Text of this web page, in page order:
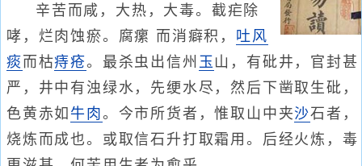
辛苦而咸，大热，大毒。截疟除
哮，烂肉蚀瘀。腐瘰 而消癖积， 吐风
痰 而枯痔疮。最杀虫出信州 玉 山，有砒井，官封甚
严，井中有浊绿水，先绠水尽，然后下凿取生砒，
色黄赤如 牛肉 。今市所货者，惟取山中夹沙石者，
烧炼而成也。或取信石升打取霜用。后经火炼，毒